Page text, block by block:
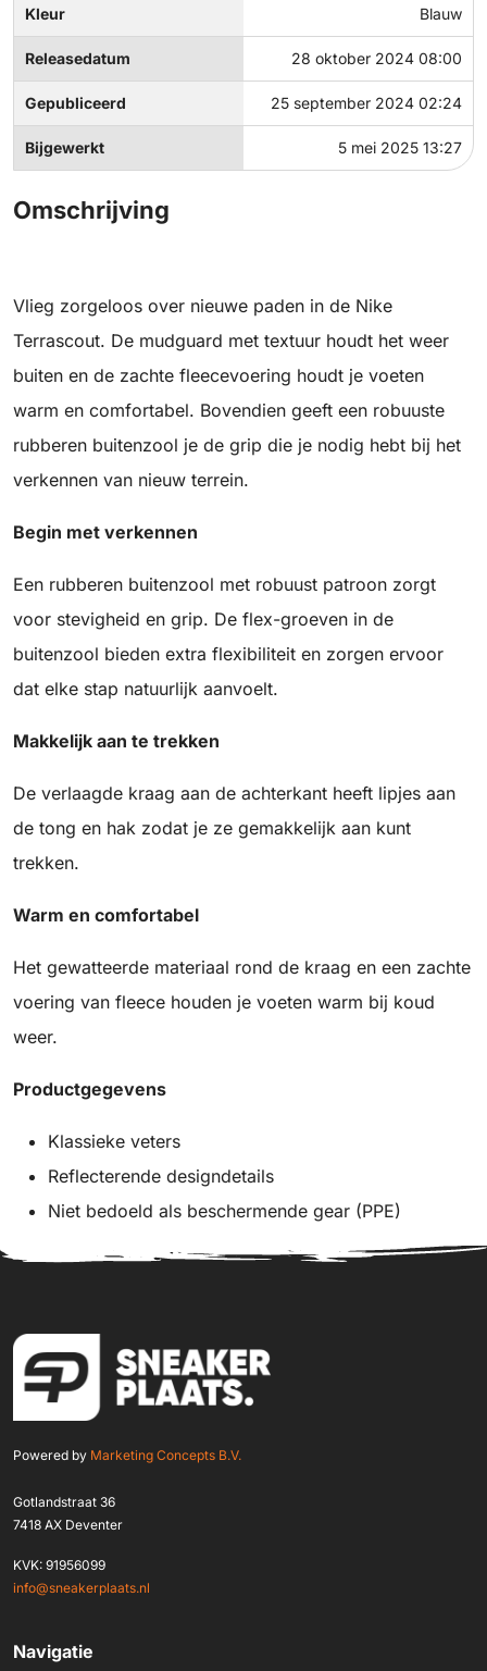
Kleur Blauw
Releasedatum 28 oktober 2024 08:00
Gepubliceerd 25 september 2024 02:24
Bijgewerkt 5 mei 2025 13:27
Omschrijving
Vlieg zorgeloos over nieuwe paden in de Nike
Terrascout. De mudguard met textuur houdt het weer
buiten en de zachte fleecevoering houdt je voeten
warm en comfortabel. Bovendien geeft een robuuste
rubberen buitenzool je de grip die je nodig hebt bij het
verkennen van nieuw terrein.
Begin met verkennen
Een rubberen buitenzool met robuust patroon zorgt
voor stevigheid en grip. De flex-groeven in de
buitenzool bieden extra flexibiliteit en zorgen ervoor
dat elke stap natuurlijk aanvoelt.
Makkelijk aan te trekken
De verlaagde kraag aan de achterkant heeft lipjes aan
de tong en hak zodat je ze gemakkelijk aan kunt
trekken.
Warm en comfortabel
Het gewatteerde materiaal rond de kraag en een zachte
voering van fleece houden je voeten warm bij koud
weer.
Productgegevens
Klassieke veters
Reflecterende designdetails
Niet bedoeld als beschermende gear (PPE)
Powered by Marketing Concepts B.V.
Gotlandstraat 36
7418 AX Deventer
KVK: 91956099
info@sneakerplaats.nl
Navigatie